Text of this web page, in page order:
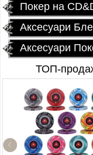
Покер на
Аксесуари
Аксесуари
ТОП-